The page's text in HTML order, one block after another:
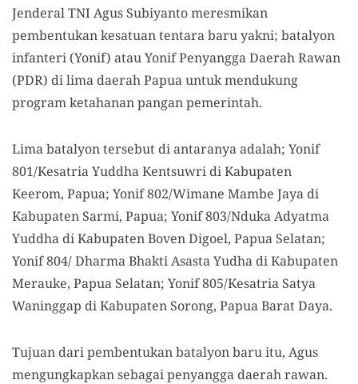
Jenderal TNI Agus Subiyanto meresmikan
pembentukan kesatuan tentara baru yakni; batalyon
infanteri (Yonif) atau Yonif Penyangga Daerah Rawan
(PDR) di lima daerah Papua untuk mendukung
program ketahanan pangan pemerintah.
Lima batalyon tersebut di antaranya adalah; Yonif
801/Kesatria Yuddha Kentsuwri di Kabupaten
Keerom, Papua; Yonif 802/Wimane Mambe Jaya di
Kabupaten Sarmi, Papua; Yonif 803/Nduka Adyatma
Yuddha di Kabupaten Boven Digoel, Papua Selatan;
Yonif 804/ Dharma Bhakti Asasta Yudha di Kabupaten
Merauke, Papua Selatan; Yonif 805/Kesatria Satya
Waninggap di Kabupaten Sorong, Papua Barat Daya.
Tujuan dari pembentukan batalyon baru itu, Agus
mengungkapkan sebagai penyangga daerah rawan.